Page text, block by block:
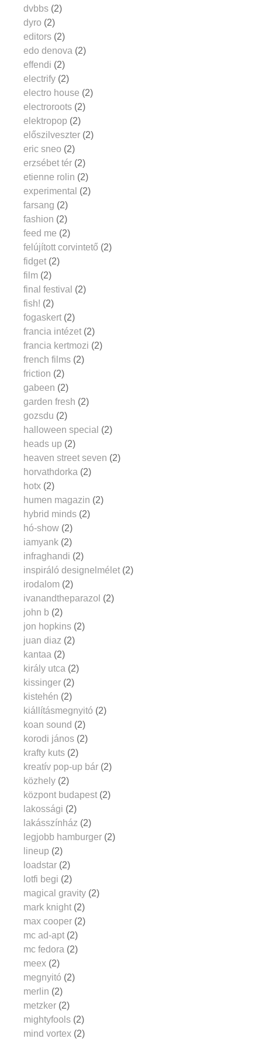
dvbbs (2)
dyro (2)
editors (2)
edo denova (2)
effendi (2)
electrify (2)
electro house (2)
electroroots (2)
elektropop (2)
előszilveszter (2)
eric sneo (2)
erzsébet tér (2)
etienne rolin (2)
experimental (2)
farsang (2)
fashion (2)
feed me (2)
felújított corvintető (2)
fidget (2)
film (2)
final festival (2)
fish! (2)
fogaskert (2)
francia intézet (2)
francia kertmozi (2)
french films (2)
friction (2)
gabeen (2)
garden fresh (2)
gozsdu (2)
halloween special (2)
heads up (2)
heaven street seven (2)
horvathdorka (2)
hotx (2)
humen magazin (2)
hybrid minds (2)
hó-show (2)
iamyank (2)
infraghandi (2)
inspiráló designelmélet (2)
irodalom (2)
ivanandtheparazol (2)
john b (2)
jon hopkins (2)
juan diaz (2)
kantaa (2)
király utca (2)
kissinger (2)
kistehén (2)
kiállításmegnyitó (2)
koan sound (2)
korodi jános (2)
krafty kuts (2)
kreatív pop-up bár (2)
közhely (2)
központ budapest (2)
lakossági (2)
lakásszínház (2)
legjobb hamburger (2)
lineup (2)
loadstar (2)
lotfi begi (2)
magical gravity (2)
mark knight (2)
max cooper (2)
mc ad-apt (2)
mc fedora (2)
meex (2)
megnyitó (2)
merlin (2)
metzker (2)
mightyfools (2)
mind vortex (2)